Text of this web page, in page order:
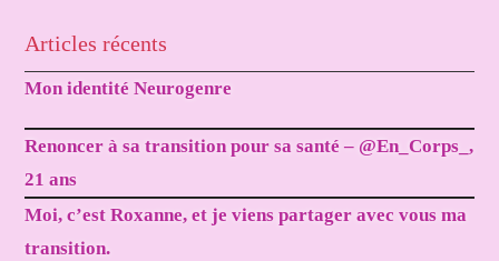
Articles récents
Mon identité Neurogenre
Renoncer à sa transition pour sa santé – @En_Corps_,
21 ans
Moi, c’est Roxanne, et je viens partager avec vous ma
transition.